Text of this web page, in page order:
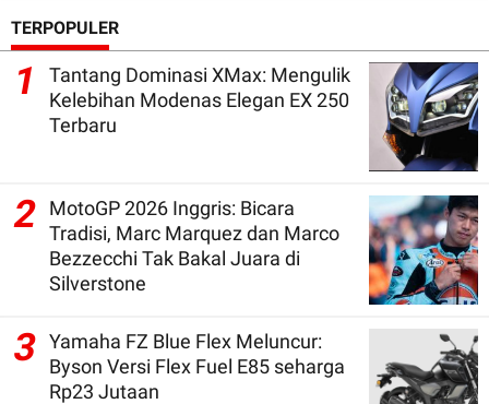
TERPOPULER
1
Tantang Dominasi XMax: Mengulik
Kelebihan Modenas Elegan EX 250
Terbaru
2
MotoGP 2026 Inggris: Bicara
Tradisi, Marc Marquez dan Marco
Bezzecchi Tak Bakal Juara di
Silverstone
3 Yamaha FZ Blue Flex Meluncur:
Byson Versi Flex Fuel E85 seharga
Rp23 Jutaan